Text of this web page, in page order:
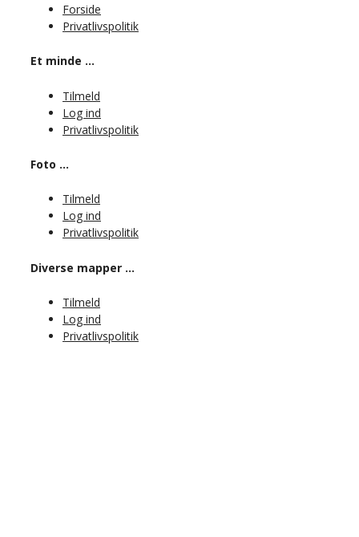
Forside
Privatlivspolitik
Et minde …
Tilmeld
Log ind
Privatlivspolitik
Foto …
Tilmeld
Log ind
Privatlivspolitik
Diverse mapper …
Tilmeld
Log ind
Privatlivspolitik